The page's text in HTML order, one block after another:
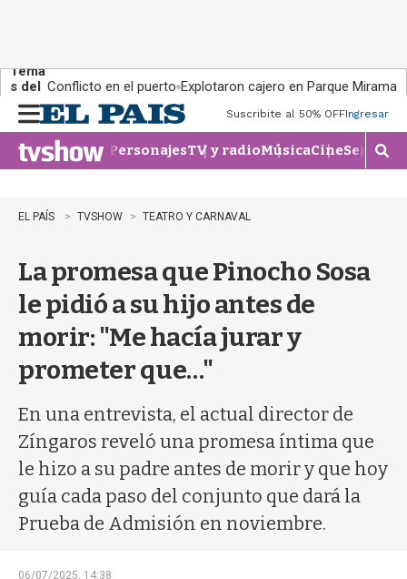
Tema
s del
día:
Conflicto en el puerto Explotaron cajero en Parque Miramar
n
u
Suscribite al 50% OFFIngresar
PersonajesTV y radioMúsicaCineSeries
M
o
EL PAÍS TVSHOW TEATRO Y CARNAVAL
La promesa que Pinocho Sosa
le pidió a su hijo antes de
morir: "Me hacía jurar y
prometer que…"
En una entrevista, el actual director de
Zíngaros reveló una promesa íntima que
le hizo a su padre antes de morir y que hoy
guía cada paso del conjunto que dará la
Prueba de Admisión en noviembre.
06/07/2025, 14:38